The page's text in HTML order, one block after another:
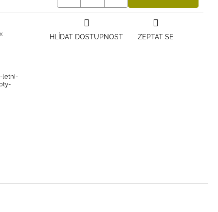
letni-
ZEPTAT SE
HLÍDAT DOSTUPNOST